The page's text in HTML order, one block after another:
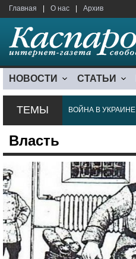
Главная О нас Архив
НОВОСТИ СТАТЬИ
ТЕМЫ ВОЙНА В УКРАИНЕ
Власть